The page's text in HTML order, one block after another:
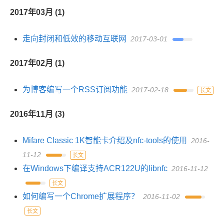
2017年03月 (1)
走向封闭和低效的移动互联网 2017-03-01
2017年02月 (1)
为博客编写一个RSS订阅功能 2017-02-18 长文
2016年11月 (3)
Mifare Classic 1K智能卡介绍及nfc-tools的使用
2016-
11-12
长文
在Windows下编译支持ACR122U的libnfc 2016-11-12
长文
如何编写一个Chrome扩展程序？ 2016-11-02
长文